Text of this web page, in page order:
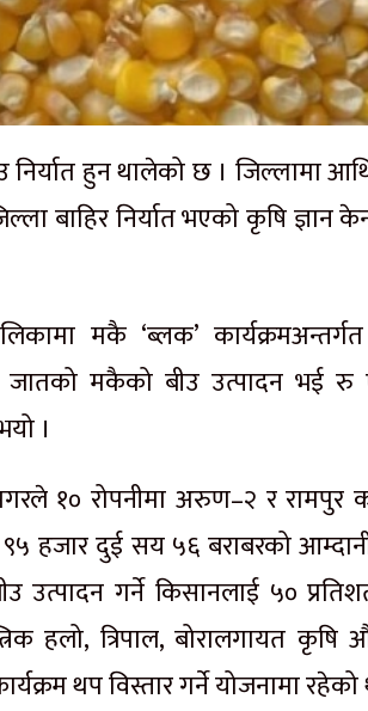
हुन थालेको छ । जिल्लामा
निर्यात भएको कृषि ज्ञान
मकै ‘ब्लक’
जातको मकैको बीउ उत्पादन भई
।
१० रोपनीमा अरुण–२ र रामपुर
हजार दुई सय ५६ बराबरको
उत्पादन गर्ने किसानलाई ५०
हलो, त्रिपाल, बोरालगायत
थप विस्तार गर्ने योजनामा